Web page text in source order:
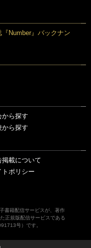
『Number』バックナン
から探す
から探す
掲載について
トポリシー
書籍配信サービスが、著作
正規版配信サービスである
号）です。